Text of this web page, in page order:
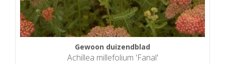
Gewoon duizendblad
Achillea millefolium 'Fanal'